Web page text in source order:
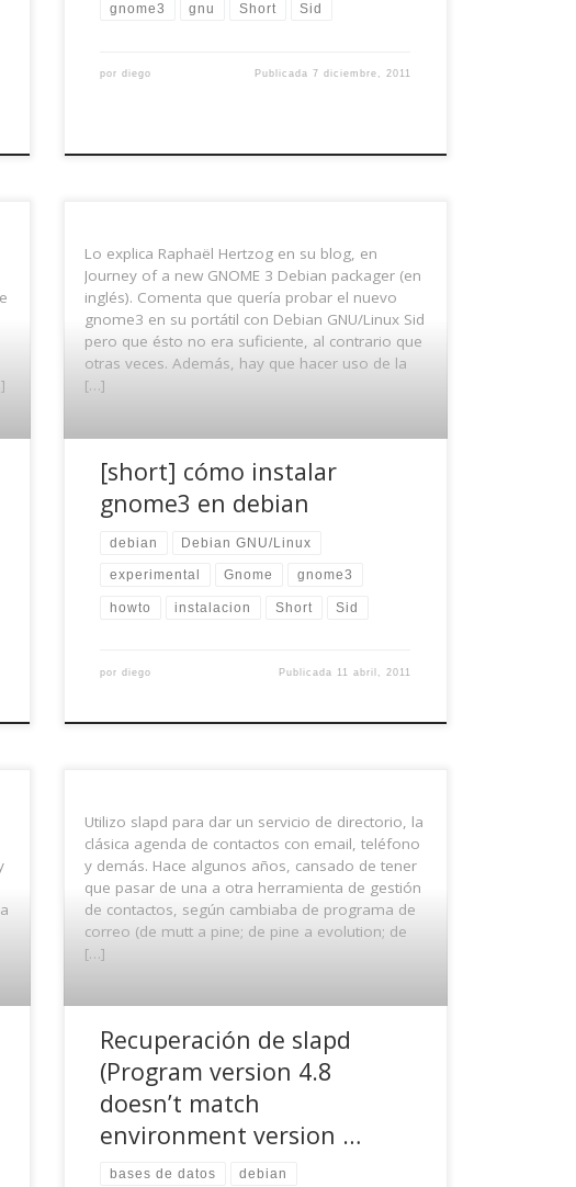
gnome3 gnu Short Sid
pordiego Publicada 7 diciembre, 2011
Lo explica Raphaël Hertzog en su blog, en
Journey of a new GNOME 3 Debian packager (en
inglés). Comenta que quería probar el nuevo
gnome3 en su portátil con Debian GNU/Linux Sid
pero que ésto no era suficiente, al contrario que
otras veces. Además, hay que hacer uso de la
[…]
[short] cómo instalar
gnome3 en debian
debian Debian GNU/Linux
experimental Gnome gnome3
howto instalacion Short Sid
pordiego Publicada 11 abril, 2011
Utilizo slapd para dar un servicio de directorio, la
clásica agenda de contactos con email, teléfono
y demás. Hace algunos años, cansado de tener
que pasar de una a otra herramienta de gestión
de contactos, según cambiaba de programa de
correo (de mutt a pine; de pine a evolution; de
[…]
Recuperación de slapd
(Program version 4.8
doesn’t match
environment version …
bases de datos debian